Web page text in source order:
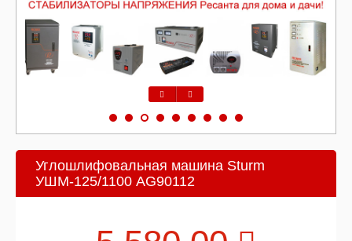
Углошлифовальная машина Sturm
УШМ-125/1100 AG90112